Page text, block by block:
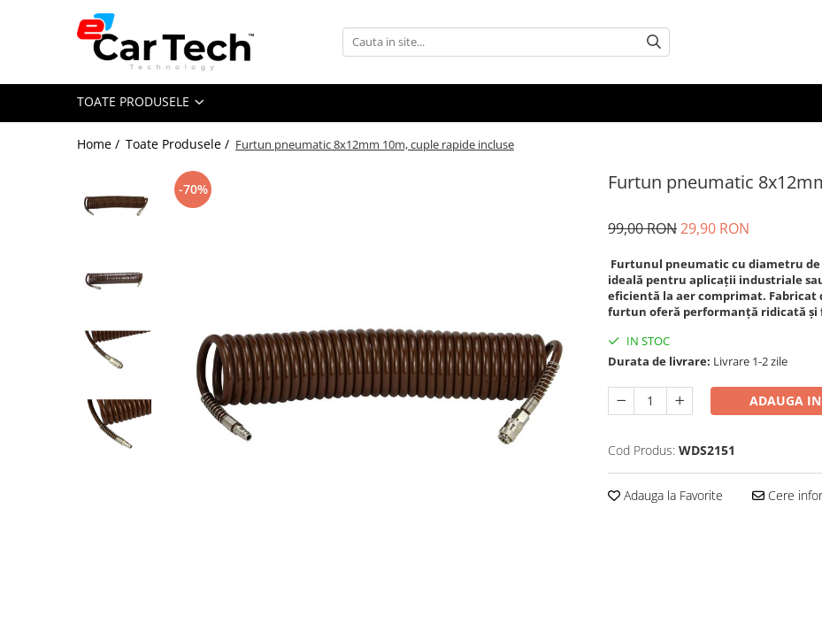
Toate Produsele
Navigatie dedicata
Navigatii Skoda
Navigatii Opel
Navigatii Toyota
Navigatii Dacia
Navigatii Peugeot
Navigatii Audi
Navigatii BMW
TOATE PRODUSELE
Home / Toate Produsele / Furtun pneumatic 8x12mm 10m, cuple rapide incluse
Furtun pneumatic
-70%
99,00 RON29,90 RON
Furtunul pneumatic cu diametru de
ideală pentru aplicații industriale
eficientă la aer comprimat. Fabricat
furtun oferă performanță ridicată
IN STOC
Durata de livrare: Livrare 1-2 zile
ADAUGA IN
Cod Produs: WDS2151
Adauga la Favorite Cere